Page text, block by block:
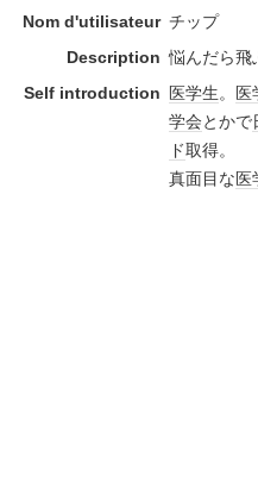
Nom d'utilisateur チップ
Description 悩んだら飛
Self introduction
医学生。 医
学会とかで
ド取得。
真面目な医